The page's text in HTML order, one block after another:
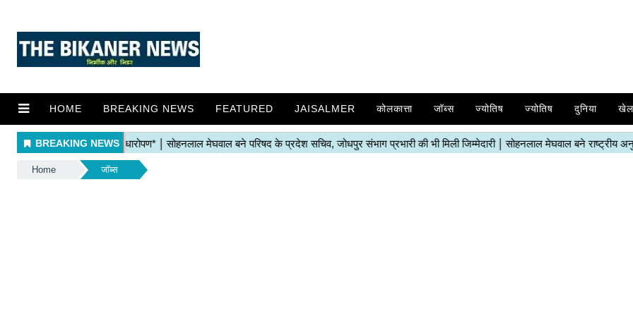
HOME BREAKING NEWS FEATURED JAISALMER कोलकात्ता जॉब्स ज्योतिष ज्योतिष दुनिया खेल
Home जॉब्स